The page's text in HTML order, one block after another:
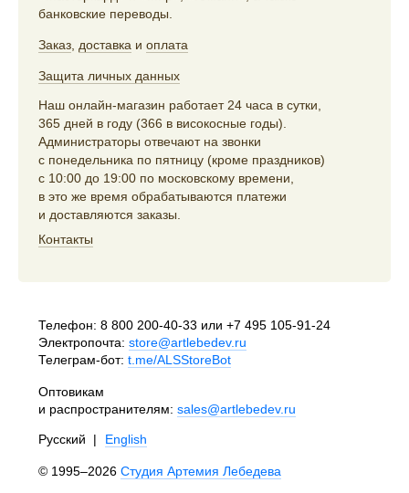
банковские переводы.
Заказ, доставка и оплата
Защита личных данных
Наш онлайн-магазин работает 24 часа в сутки,
365 дней в году (366 в високосные годы).
Администраторы отвечают на звонки
с понедельника по пятницу (кроме праздников)
с 10:00 до 19:00 по московскому времени,
в это же время обрабатываются платежи
и доставляются заказы.
Контакты
Телефон: 8 800 200-40-33 или +7 495 105-91-24
Электропочта: store@artlebedev.ru
Телеграм-бот: t.me/ALSStoreBot
Оптовикам
и распространителям: sales@artlebedev.ru
Русский | English
© 1995–2026 Студия Артемия Лебедева